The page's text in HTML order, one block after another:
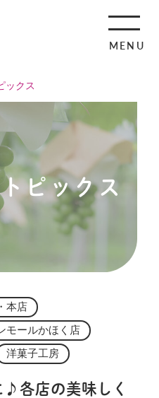
MENU
ックス
ピックス
本店
モールかほく店
洋菓子工房
各店の美味しく